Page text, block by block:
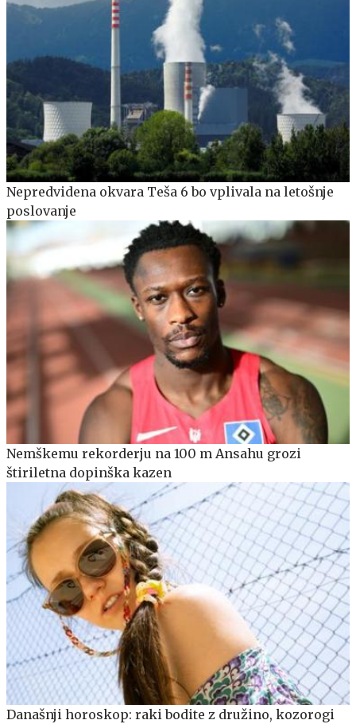
Nepredvidena okvara Teša 6 bo vplivala na letošnje
poslovanje
Nemškemu rekorderju na 100 m Ansahu grozi
štiriletna dopinška kazen
Današnji horoskop: raki bodite z družino, kozorogi